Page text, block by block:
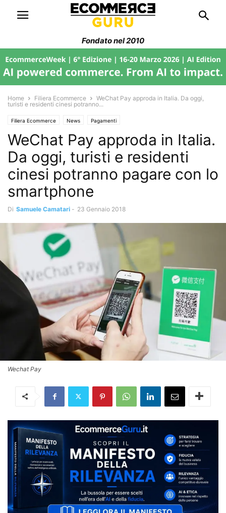
Fondato nel 2010
Home Filiera Ecommerce
WeChat Pay approda in Italia. Da oggi,
turisti e residenti cinesi potranno...
Filiera Ecommerce News Pagamenti
WeChat Pay approda in Italia.
Da oggi, turisti e residenti
cinesi potranno pagare con lo
smartphone
Di Samuele Camatari - 23 Gennaio 2018
Wechat Pay